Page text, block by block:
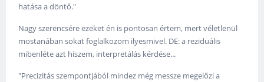
hatása a döntő."
Nagy szerencsére ezeket én is pontosan értem, mert véletlenül
mostanában sokat foglalkozom ilyesmivel. DE: a reziduális
mibenléte azt hiszem, interpretálás kérdése...
"Precizitás szempontjából mindez még messze megelőzi a